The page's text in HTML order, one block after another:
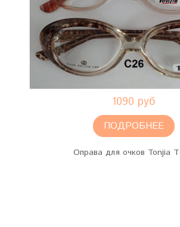
1090 руб
ПОДРОБНЕЕ
Оправа для очков Tonjia